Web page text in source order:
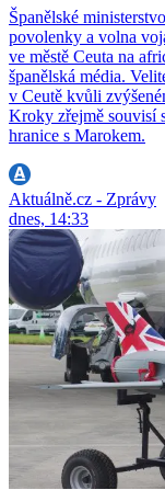
Španělské
povolenky a volna
ve městě Ceuta na
španělská média.
v Ceutě kvůli
Kroky zřejmě souvisí
hranice s Marokem.
Aktuálně.cz - Zprávy
dnes, 14:33